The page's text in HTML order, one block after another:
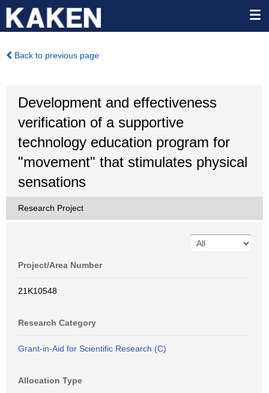
Back to previous page
Development and effectiveness
verification of a supportive
technology education program for
"movement" that stimulates physical
sensations
Research Project
Project/Area Number
21K10548
Research Category
Grant-in-Aid for Scientific Research (C)
Allocation Type